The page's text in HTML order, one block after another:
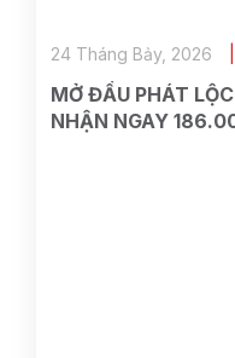
MỞ ĐẦU PHÁT
NHẬN NGAY
24 Tháng Bảy, 2026